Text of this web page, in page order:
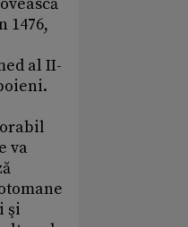
1476,
al II-
va
şi